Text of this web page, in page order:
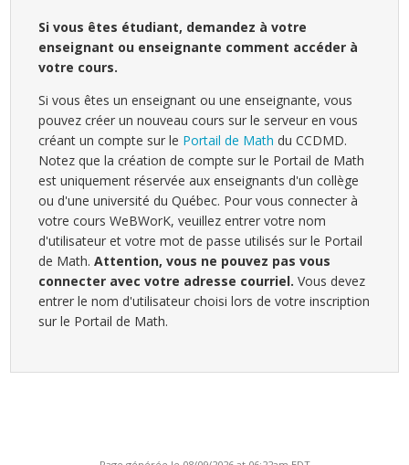
Si vous êtes étudiant, demandez à votre
enseignant ou enseignante comment accéder à
votre cours.
Si vous êtes un enseignant ou une enseignante, vous
pouvez créer un nouveau cours sur le serveur en vous
créant un compte sur le Portail de Math du CCDMD.
Notez que la création de compte sur le Portail de Math
est uniquement réservée aux enseignants d'un collège
ou d'une université du Québec. Pour vous connecter à
votre cours WeBWorK, veuillez entrer votre nom
d'utilisateur et votre mot de passe utilisés sur le Portail
de Math.Attention, vous ne pouvez pas vous
connecter avec votre adresse courriel. Vous devez
entrer le nom d'utilisateur choisi lors de votre inscription
sur le Portail de Math.